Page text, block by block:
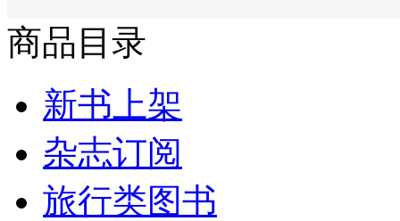
商品目录
新书上架
杂志订阅
旅行类图书